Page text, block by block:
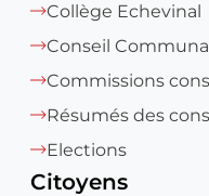
Collège Echevinal
Conseil
Commissions
Résumés des
Elections
Citoyens